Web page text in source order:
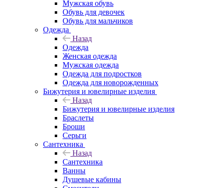
Мужская обувь
Обувь для девочек
Обувь для мальчиков
Одежда
Назад
Одежда
Женская одежда
Мужская одежда
Одежда для подростков
Одежда для новорожденных
Бижутерия и ювелирные изделия
Назад
Бижутерия и ювелирные изделия
Браслеты
Броши
Серьги
Сантехника
Назад
Сантехника
Ванны
Душевые кабины